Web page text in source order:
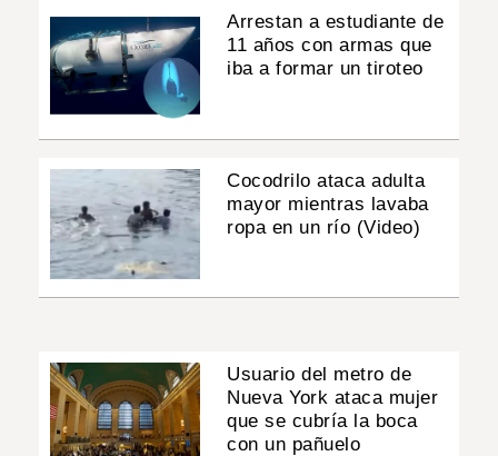
Arrestan a estudiante de
11 años con armas que
iba a formar un tiroteo
Cocodrilo ataca adulta
mayor mientras lavaba
ropa en un río (Video)
Usuario del metro de
Nueva York ataca mujer
que se cubría la boca
con un pañuelo